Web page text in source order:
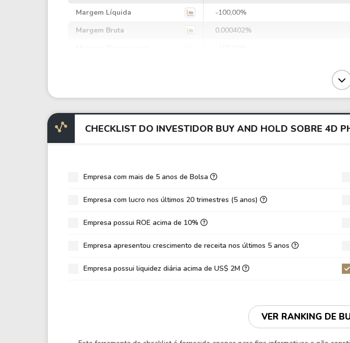
Margem Líquida
-100,00%
Margem Bruta
0,000402%
P/Ativo
0,14
Giro de Ativos
ROE
-165,83%
8.983.322,56
CHECKLIST DO INVESTIDOR BUY AND HOLD SOBRE 4D
Empresa com mais de 5 anos de Bolsa
Empresa com lucro nos últimos 20 trimestres (5 anos)
Empresa possui ROE acima de 10%
Empresa apresentou crescimento de receita nos últimos 5 anos
Empresa possui liquidez diária acima de US$ 2M
VER RANKING DE